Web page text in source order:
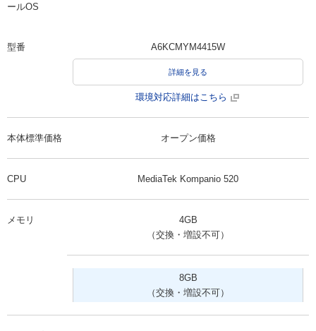
ールOS
型番 A6KCMYM4415W
詳細を見る
環境対応詳細はこちら
本体標準価格 オープン価格
CPU MediaTek Kompanio 520
メモリ
4GB
（交換・増設不可）
8GB
（交換・増設不可）